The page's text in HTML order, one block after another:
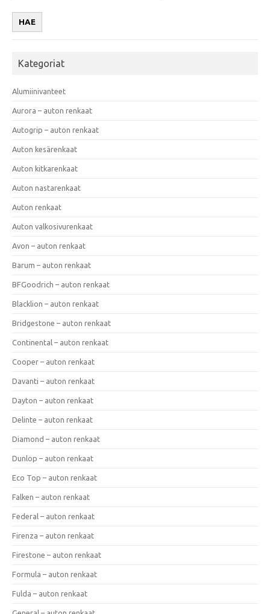
HAE
Kategoriat
Alumiinivanteet
Aurora – auton renkaat
Autogrip – auton renkaat
Auton kesärenkaat
Auton kitkarenkaat
Auton nastarenkaat
Auton renkaat
Auton valkosivurenkaat
Avon – auton renkaat
Barum – auton renkaat
BFGoodrich – auton renkaat
Blacklion – auton renkaat
Bridgestone – auton renkaat
Continental – auton renkaat
Cooper – auton renkaat
Davanti – auton renkaat
Dayton – auton renkaat
Delinte – auton renkaat
Diamond – auton renkaat
Dunlop – auton renkaat
Eco Top – auton renkaat
Falken – auton renkaat
Federal – auton renkaat
Firenza – auton renkaat
Firestone – auton renkaat
Formula – auton renkaat
Fulda – auton renkaat